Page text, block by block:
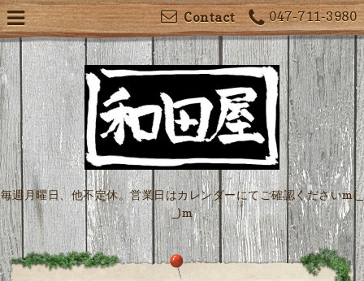
047-711-3980
Contact
毎週月曜日、他不定休。営業日はカレンダーにてご確認くださいm(_
_)m